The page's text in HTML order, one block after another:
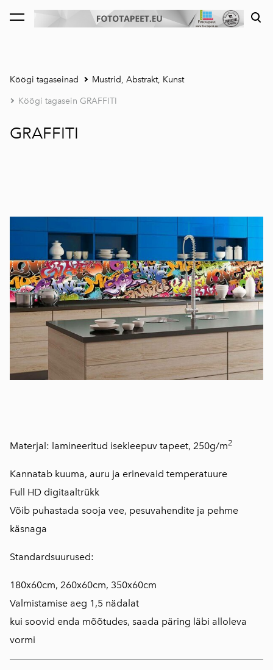
lisati ostukorvi. Vaata ostukorvi
Köögi tagaseinad Mustrid, Abstrakt, Kunst
Köögi tagasein GRAFFITI
GRAFFITI
Materjal: lamineeritud isekleepuv tapeet, 250g/m2
Kannatab kuuma, auru ja erinevaid temperatuure
Full HD digitaaltrükk
Võib puhastada sooja vee, pesuvahendite ja pehme
käsnaga
Standardsuurused:
180x60cm, 260x60cm, 350x60cm
Valmistamise aeg 1,5 nädalat
kui soovid enda mõõtudes, saada päring läbi alloleva
vormi